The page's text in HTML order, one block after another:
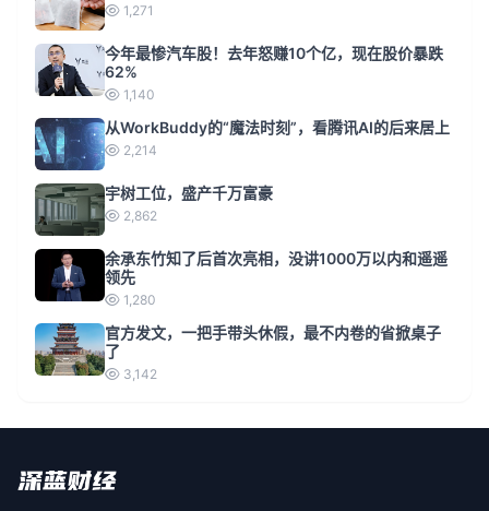
1,271
今年最惨汽车股！去年怒赚10个亿，现在股价暴跌
62%
1,140
从WorkBuddy的“魔法时刻”，看腾讯AI的后来居上
2,214
宇树工位，盛产千万富豪
2,862
余承东竹知了后首次亮相，没讲1000万以内和遥遥
领先
1,280
官方发文，一把手带头休假，最不内卷的省掀桌子
了
3,142